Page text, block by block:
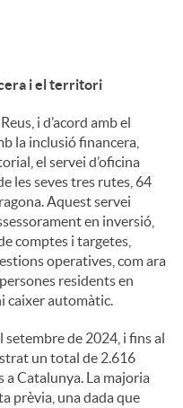
i el territori
i d’acord amb el
la inclusió financera,
el servei d’oficina
les seves tres rutes, 64
Aquest servei
en inversió,
comptes i targetes,
operatives, com ara
residents en
caixer automàtic.
setembre de 2024, i fins al
un total de 2.616
a Catalunya. La majoria
prèvia, una dada que